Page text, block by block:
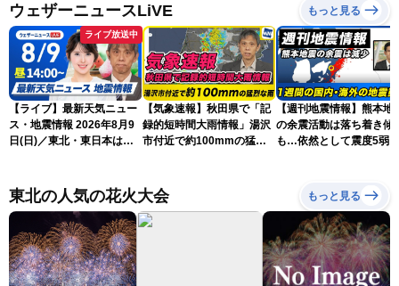
ウェザーニュースLiVE もっと見る
ライブ放送中
【ライブ】最新天気ニュー
ス・地震情報 2026年8月9
日(日)／東北・東日本は急
小川千奈／芳野達郎〉
【気象速報】秋田県で「記
録的短時間大雨情報」湯沢
市付近で約100mmの猛烈
【週刊地震情報】熊本地
の余震活動は落ち着き傾
も…依然として震度5弱警
東北の人気の花火大会 もっと見る